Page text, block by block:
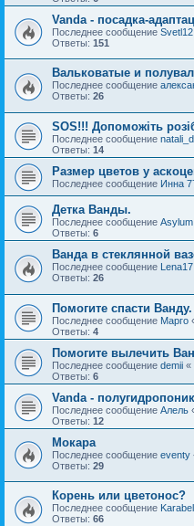
Vanda - посадка-
Последнее сообщение Svetl12
Ответы: 151
Вальковатые и
Последнее сообщение
Ответы: 26
SOS!!! Допоможіть
Последнее сообщение
Ответы: 14
Размер цветов у
Последнее сообщение Инна
Детка Ванды.
Последнее сообщение Asylum
Ответы: 6
Ванда в стеклянной
Последнее сообщение Lena17
Ответы: 26
Помогите спасти Ванду.
Последнее сообщение Марго
Ответы: 4
Помогите вылечить
Последнее сообщение demii «
Ответы: 6
Vanda -
Последнее сообщение Алель
Ответы: 12
Мокара
Последнее сообщение eventy
Ответы: 29
Корень или цветонос?
Последнее сообщение
Ответы: 66